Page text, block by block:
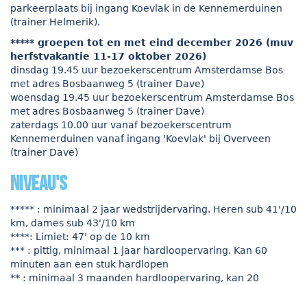
parkeerplaats bij ingang Koevlak in de Kennemerduinen
(trainer Helmerik).
***** groepen tot en met eind december 2026 (muv
herfstvakantie 11-17 oktober 2026)
dinsdag 19.45 uur bezoekerscentrum Amsterdamse Bos
met adres Bosbaanweg 5 (trainer Dave)
woensdag 19.45 uur bezoekerscentrum Amsterdamse Bos
met adres Bosbaanweg 5 (trainer Dave)
zaterdags 10.00 uur vanaf bezoekerscentrum
Kennemerduinen vanaf ingang 'Koevlak' bij Overveen
(trainer Dave)
niveau's
***** : minimaal 2 jaar wedstrijdervaring. Heren sub 41'/10
km, dames sub 43'/10 km
****: Limiet: 47' op de 10 km
*** : pittig, minimaal 1 jaar hardloopervaring. Kan 60
minuten aan een stuk hardlopen
** : minimaal 3 maanden hardloopervaring, kan 20